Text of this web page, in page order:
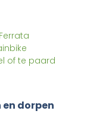
of te paard
en dorpen